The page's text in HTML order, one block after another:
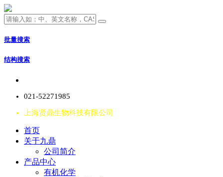
批量搜索
结构搜索
021-52271985
上海贤鼎生物科技有限公司
首页
关于九鼎
公司简介
产品中心
有机化学